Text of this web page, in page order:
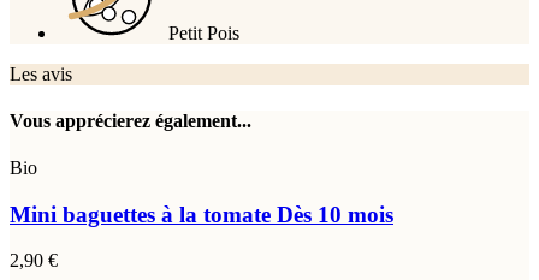
Petit Pois
Les avis
Vous apprécierez également...
Bio
Mini baguettes à la tomate Dès 10 mois
2,90 €